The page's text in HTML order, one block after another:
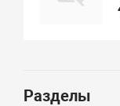
Разделы